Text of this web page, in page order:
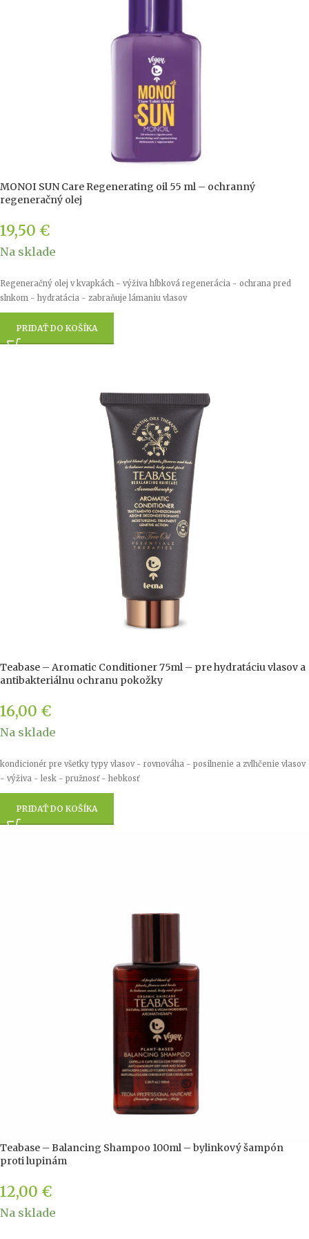
MONOI SUN Care Regenerating oil 55 ml – ochranný
regeneračný olej
19,50 €
Na sklade
Regeneračný olej v kvapkách - výživa hĺbková regenerácia - ochrana pred
slnkom - hydratácia - zabraňuje lámaniu vlasov
PRIDAŤ DO KOŠÍKA
Teabase – Aromatic Conditioner 75ml – pre hydratáciu vlasov a
antibakteriálnu ochranu pokožky
16,00 €
Na sklade
kondicionér pre všetky typy vlasov - rovnováha - posilnenie a zvlhčenie vlasov
- výživa - lesk - pružnosť - hebkosť
PRIDAŤ DO KOŠÍKA
Teabase – Balancing Shampoo 100ml – bylinkový šampón
proti lupinám
12,00 €
Na sklade